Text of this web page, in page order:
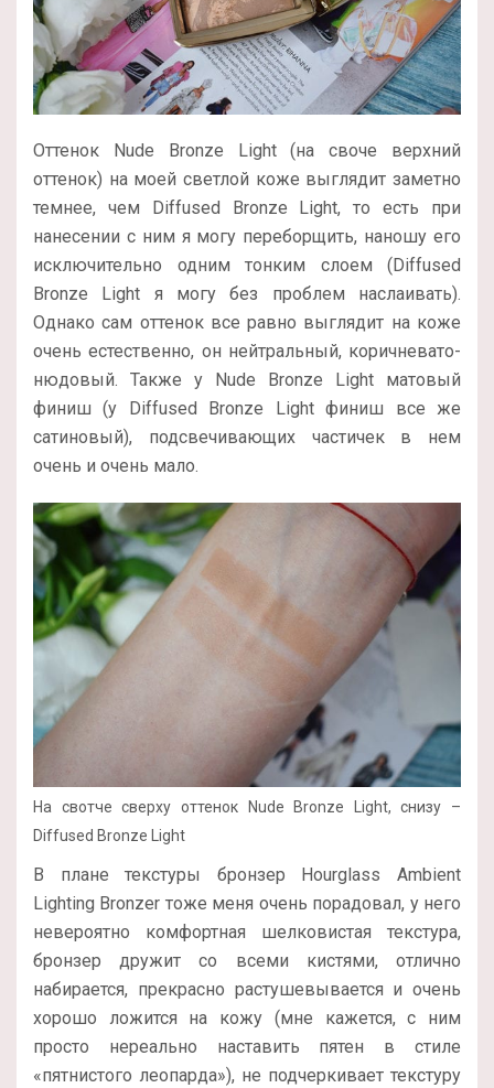
Оттенок Nude Bronze Light (на своче верхний
оттенок) на моей светлой коже выглядит заметно
темнее, чем Diffused Bronze Light, то есть при
нанесении с ним я могу переборщить, наношу его
исключительно одним тонким слоем (Diffused
Bronze Light я могу без проблем наслаивать).
Однако сам оттенок все равно выглядит на коже
очень естественно, он нейтральный, коричневато-
нюдовый. Также у Nude Bronze Light матовый
финиш (у Diffused Bronze Light финиш все же
сатиновый), подсвечивающих частичек в нем
очень и очень мало.
На свотче сверху оттенок Nude Bronze Light, снизу –
Diffused Bronze Light
В плане текстуры бронзер Hourglass Ambient
Lighting Bronzer тоже меня очень порадовал, у него
невероятно комфортная шелковистая текстура,
бронзер дружит со всеми кистями, отлично
набирается, прекрасно растушевывается и очень
хорошо ложится на кожу (мне кажется, с ним
просто нереально наставить пятен в стиле
«пятнистого леопарда»), не подчеркивает текстуру